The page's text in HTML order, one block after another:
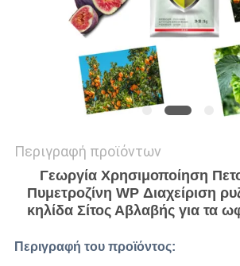
Περιγραφή προϊόντων
Γεωργία Χρησιμοποίηση
Πυμετροζίνη WP Διαχείριση
κηλίδα Σίτος Αβλαβής για τα
Περιγραφή του προϊόντος: